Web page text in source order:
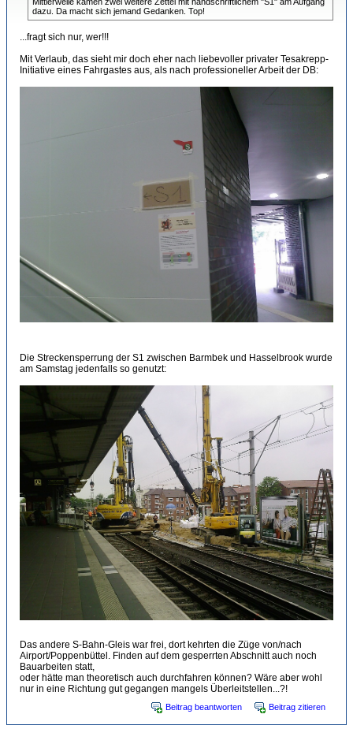
dazu. Da macht sich jemand Gedanken. Top!
...fragt sich nur, wer!!!
Mit Verlaub, das sieht mir doch eher nach liebevoller privater Tesakrepp-
Initiative eines Fahrgastes aus, als nach professioneller Arbeit der DB:
Die Streckensperrung der S1 zwischen Barmbek und Hasselbrook wurde
am Samstag jedenfalls so genutzt:
Das andere S-Bahn-Gleis war frei, dort kehrten die Züge von/nach
Airport/Poppenbüttel. Finden auf dem gesperrten Abschnitt auch noch
Bauarbeiten statt,
oder hätte man theoretisch auch durchfahren können? Wäre aber wohl
nur in eine Richtung gut gegangen mangels Überleitstellen...?!
Beitrag beantworten Beitrag zitieren